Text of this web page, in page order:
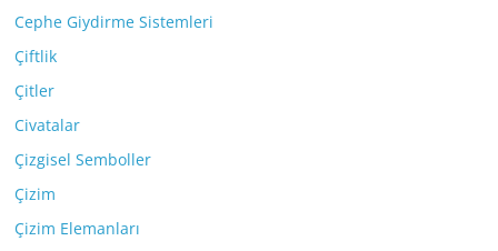
Cephe Giydirme Sistemleri
Çiftlik
Çitler
Civatalar
Çizgisel Semboller
Çizim
Çizim Elemanları